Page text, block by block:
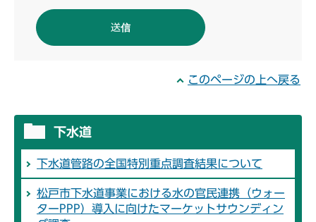
このページの上へ戻る
下水道
下水道管路の全国特別重点調査結果について
松戸市下水道事業における水の官民連携（ウォー
ターPPP）導入に向けたマーケットサウンディン